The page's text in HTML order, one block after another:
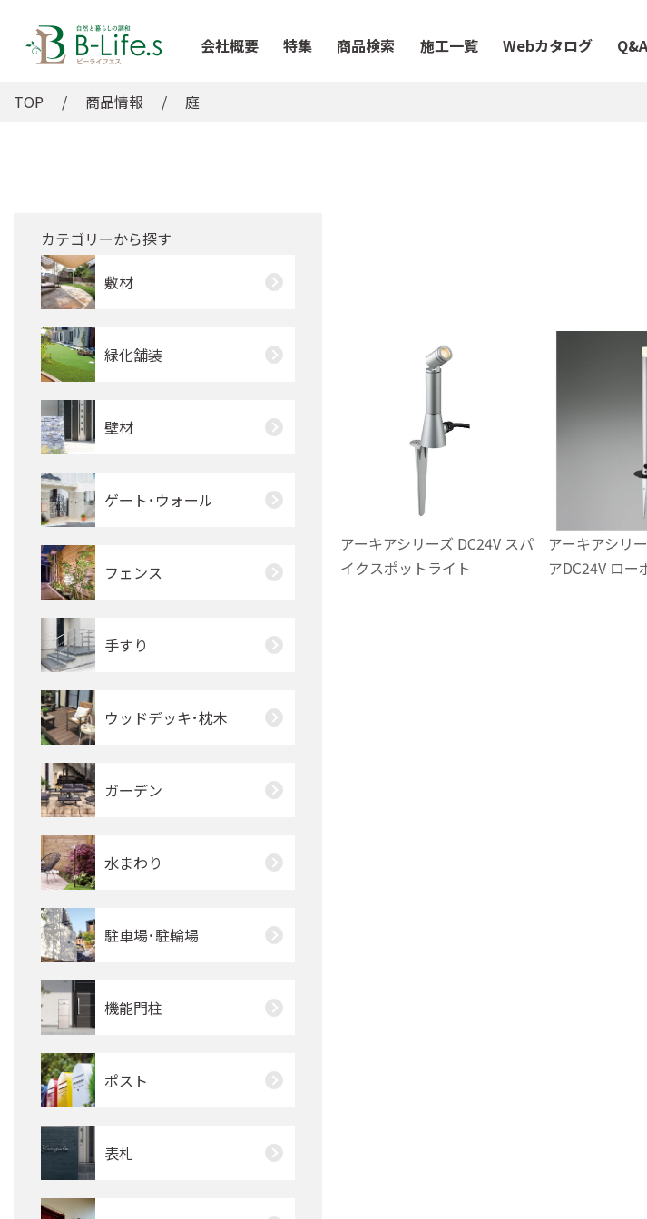
会社概要 特集 商品検索 施工一覧 Webカタログ Q&A
TOP 商品情報 庭
カテゴリーから探す
敷材
緑化舗装
壁材
ゲート･ウォール
フェンス
手すり
ウッドデッキ･枕木
ガーデン
水まわり
駐車場･駐輪場
機能門柱
ポスト
表札
アーキアシリーズ DC24V スパ
イクスポットライト
アーキアシリ
アDC24V ロー